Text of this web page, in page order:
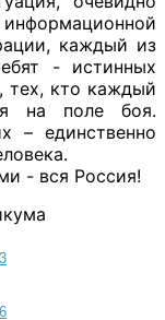
информационной
каждый из
- истинных
тех, кто каждый
на поле боя.
– единственно
- вся Россия!